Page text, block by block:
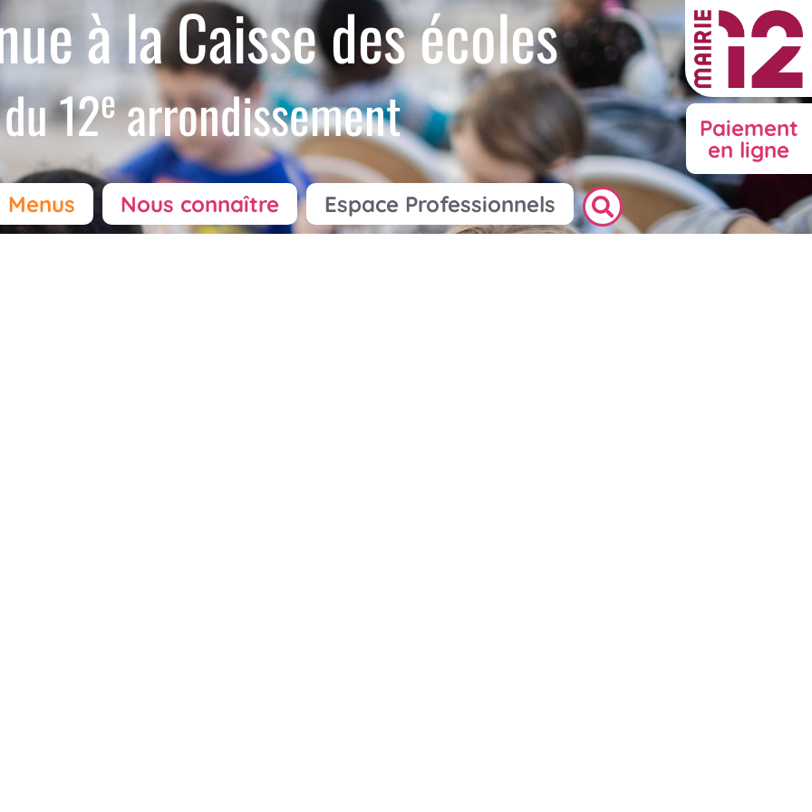
à la Caisse des écoles
du 12earrondissement
Paiement
en ligne
Menus
Nous connaître Espace Professionnels